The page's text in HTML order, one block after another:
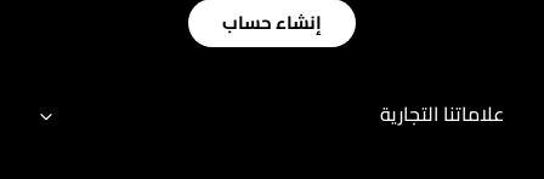
إنشاء حساب
علاماتنا التجارية